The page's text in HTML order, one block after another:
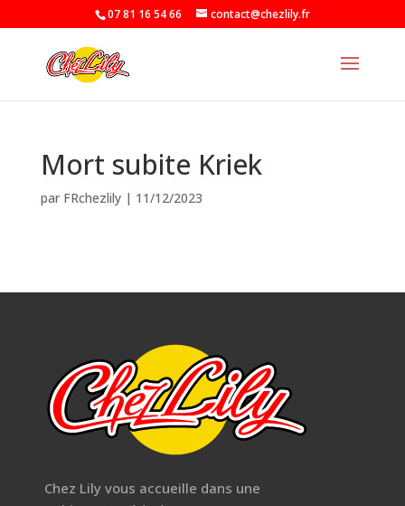
07 81 16 54 66 contact@chezlily.fr
Mort subite Kriek
par FRchezlily| 11/12/2023
Chez Lily vous accueille dans une